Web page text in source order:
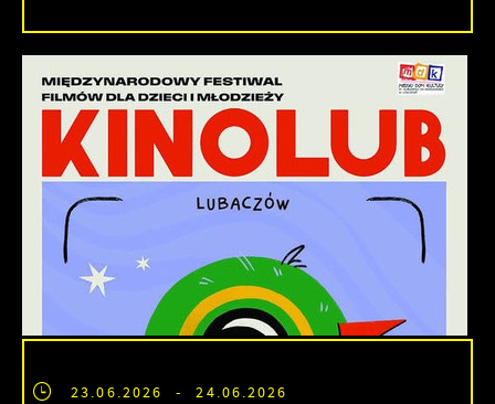
23.06.2026 - 24.06.2026